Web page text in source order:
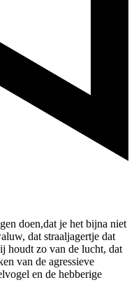
doen,dat je het bijna niet
dat straaljagertje dat
houdt zo van de lucht, dat
van de agressieve
en de hebberige